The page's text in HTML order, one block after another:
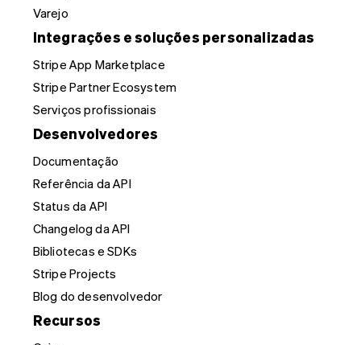
Varejo
Integrações e soluções personalizadas
Stripe App Marketplace
Stripe Partner Ecosystem
Serviços profissionais
Desenvolvedores
Documentação
Referência da API
Status da API
Changelog da API
Bibliotecas e SDKs
Stripe Projects
Blog do desenvolvedor
Recursos